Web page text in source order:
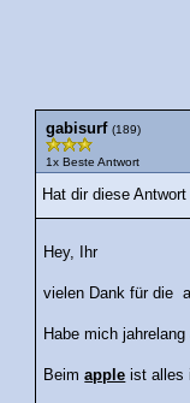
gabisurf (189)
1x Beste Antwort
Hat dir diese
Hey, Ihr
vielen Dank für die
Habe mich
Beimapple ist alles